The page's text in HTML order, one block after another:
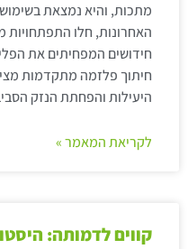
מתכות, והיא נמצאת
האחרונות, חלו
חידושים המפחיתים את
חיתוך פלזמה מתקדמות
היעילות והפחתת הנזק
לקריאת המאמר »
קווים לדמותה: